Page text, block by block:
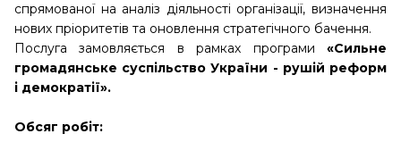
спрямованої на аналіз діяльності організації, визначення
нових пріоритетів та оновлення стратегічного бачення.
Послуга замовляється в рамках програми «Сильне
громадянське суспільство України - рушій реформ
і демократії».
Обсяг робіт: